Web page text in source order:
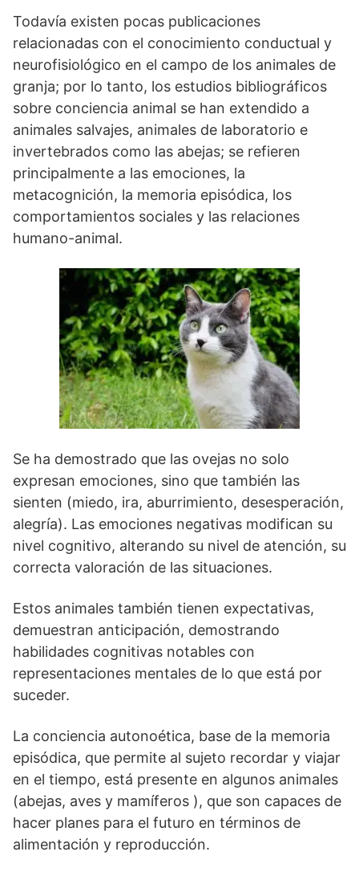
Todavía existen pocas publicaciones
relacionadas con el conocimiento conductual y
neurofisiológico en el campo de los animales de
granja; por lo tanto, los estudios bibliográficos
sobre conciencia animal se han extendido a
animales salvajes, animales de laboratorio e
invertebrados como las abejas; se refieren
principalmente a las emociones, la
metacognición, la memoria episódica, los
comportamientos sociales y las relaciones
humano-animal.
Se ha demostrado que las ovejas no solo
expresan emociones, sino que también las
sienten (miedo, ira, aburrimiento, desesperación,
alegría). Las emociones negativas modifican su
nivel cognitivo, alterando su nivel de atención, su
correcta valoración de las situaciones.
Estos animales también tienen expectativas,
demuestran anticipación, demostrando
habilidades cognitivas notables con
representaciones mentales de lo que está por
suceder.
La conciencia autonoética, base de la memoria
episódica, que permite al sujeto recordar y viajar
en el tiempo, está presente en algunos animales
(abejas, aves y mamíferos ), que son capaces de
hacer planes para el futuro en términos de
alimentación y reproducción.